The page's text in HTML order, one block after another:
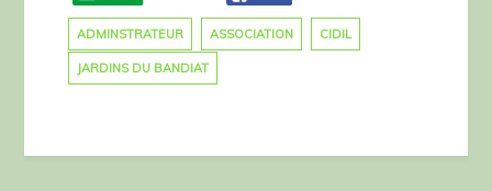
ADMINSTRATEUR ASSOCIATION CIDIL
JARDINS DU BANDIAT